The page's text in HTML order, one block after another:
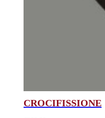
CROCIFISSIONE